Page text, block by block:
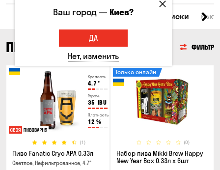
Все товары Пиво Сидр Виски
ПИВО ФИЛЬТР
Крепость
4.7 °
Горечь
35 IBU
Плотность
12 %
(1)
Пиво Fanatic Cryo APA 0.33л
Светлое, Нефильтрованное, 4.7°
(0)
Только онлайн
Набор пива Mikki Brew Happy
New Year Box 0.33л x 6шт
Ваш город —Киев?
ДА
Нет, изменить